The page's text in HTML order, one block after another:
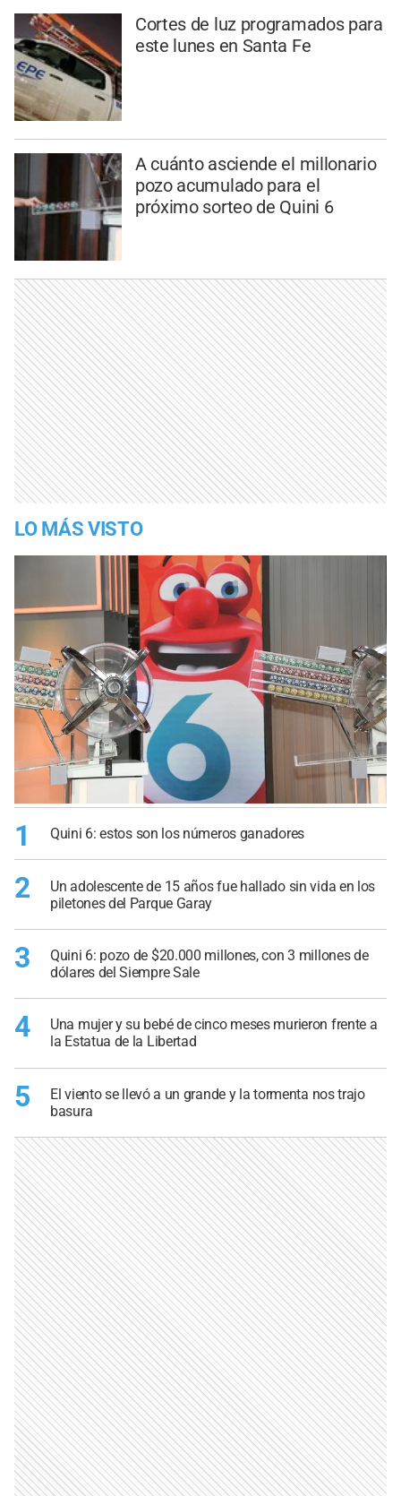
Cortes de luz programados para
este lunes en Santa Fe
A cuánto asciende el millonario
pozo acumulado para el
próximo sorteo de Quini 6
LO MÁS VISTO
1 Quini 6: estos son los números ganadores
2
Un adolescente de 15 años fue hallado sin vida en los
piletones del Parque Garay
3
Quini 6: pozo de $20.000 millones, con 3 millones de
dólares del Siempre Sale
4
Una mujer y su bebé de cinco meses murieron frente a
la Estatua de la Libertad
5
El viento se llevó a un grande y la tormenta nos trajo
basura